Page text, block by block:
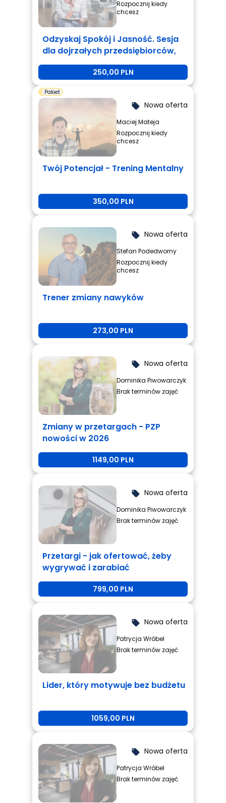
Rozpocznij kiedy
chcesz
Odzyskaj Spokój i Jasność. Sesja
dla dojrzałych przedsiębiorców,
którzy są zmęczeni i potrzebują
250,00 PLN
Pakiet
local_offer Nowa oferta
Maciej Mateja
Rozpocznij kiedy
chcesz
Twój Potencjał - Trening Mentalny
350,00 PLN
local_offer Nowa oferta
Stefan Podedworny
Rozpocznij kiedy
chcesz
Trener zmiany nawyków
273,00 PLN
local_offer Nowa oferta
Dominika Piwowarczyk
Brak terminów zajęć
Zmiany w przetargach - PZP
nowości w 2026
1149,00 PLN
local_offer Nowa oferta
Dominika Piwowarczyk
Brak terminów zajęć
Przetargi - jak ofertować, żeby
wygrywać i zarabiać
799,00 PLN
local_offer Nowa oferta
Patrycja Wróbel
Brak terminów zajęć
Lider, który motywuje bez budżetu
1059,00 PLN
local_offer Nowa oferta
Patrycja Wróbel
Brak terminów zajęć